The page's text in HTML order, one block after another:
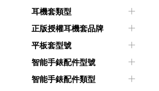
耳機套類型
正版授權耳機套品牌
平板套型號
智能手錶配件型號
智能手錶配件類型